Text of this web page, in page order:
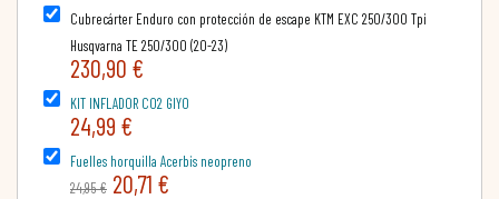
Cubrecárter Enduro con protección de escape KTM EXC 250/300 Tpi
Husqvarna TE 250/300 (20-23)
230,90 €
KIT INFLADOR CO2 GIYO
24,99 €
Fuelles horquilla Acerbis neopreno
24,95 € 20,71 €